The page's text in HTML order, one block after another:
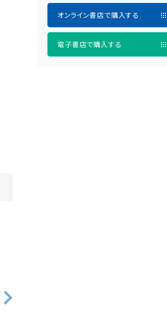
オンライン書店で購入する
電子書店で購入する